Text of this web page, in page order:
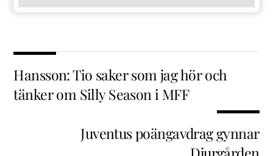
Hansson: Tio saker som jag hör och
tänker om Silly Season i MFF
Juventus poängavdrag gynnar